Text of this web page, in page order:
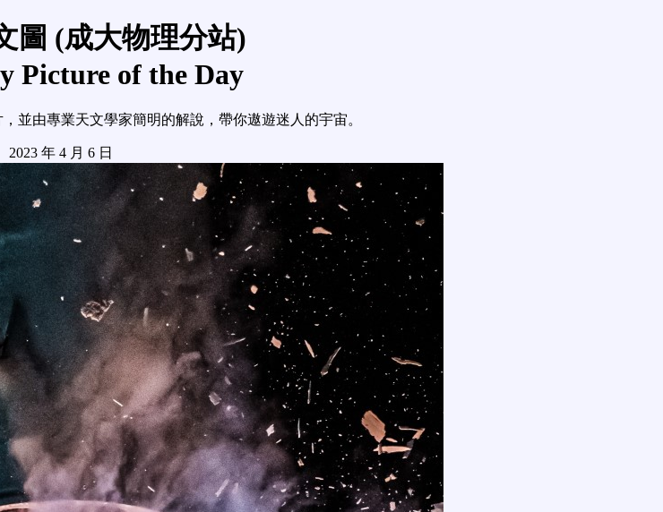
圖 (成大物理分站)
Picture of the Day
並由專業天文學家簡明的解說，帶你遨遊迷人的宇宙。
2023 年 4 月 6 日